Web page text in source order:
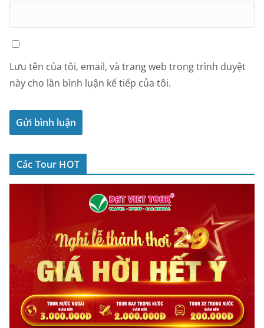
Lưu tên của tôi, email, và trang web trong trình duyệt
này cho lần bình luận kế tiếp của tôi.
Các Tour HOT